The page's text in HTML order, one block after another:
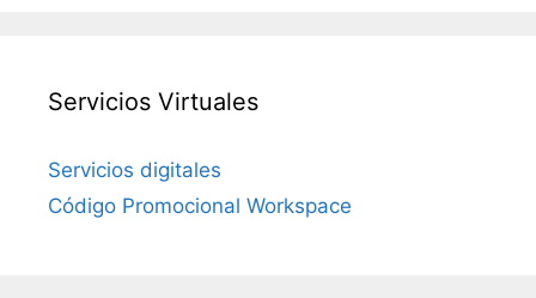
Servicios Virtuales
Servicios digitales
Código Promocional Workspace